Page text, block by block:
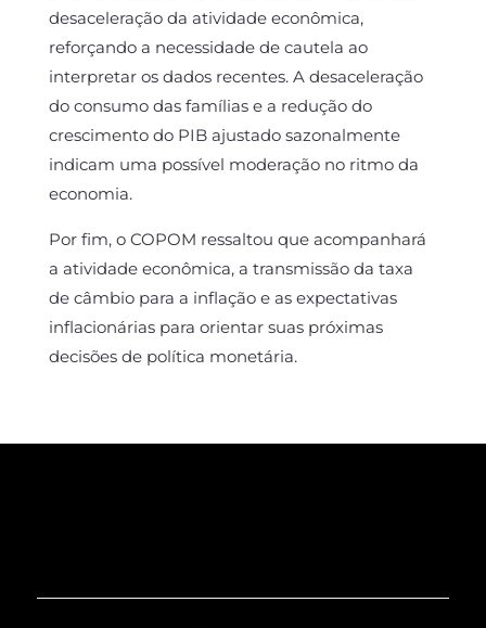
desaceleração da atividade econômica,
reforçando a necessidade de cautela ao
interpretar os dados recentes. A desaceleração
do consumo das famílias e a redução do
crescimento do PIB ajustado sazonalmente
indicam uma possível moderação no ritmo da
economia.
Por fim, o COPOM ressaltou que acompanhará
a atividade econômica, a transmissão da taxa
de câmbio para a inflação e as expectativas
inflacionárias para orientar suas próximas
decisões de política monetária.